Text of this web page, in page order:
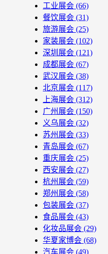
工业展会 (66)
餐饮展会 (31)
旅游展会 (25)
家装展会 (102)
深圳展会 (121)
成都展会 (67)
武汉展会 (38)
北京展会 (117)
上海展会 (312)
广州展会 (150)
义乌展会 (32)
苏州展会 (33)
青岛展会 (67)
重庆展会 (25)
西安展会 (27)
杭州展会 (59)
郑州展会 (58)
包装展会 (37)
食品展会 (43)
化妆品展会 (29)
华夏家博会 (68)
汽车展会 (49)